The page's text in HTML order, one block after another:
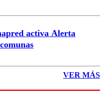
activa Alerta
VER MÁS